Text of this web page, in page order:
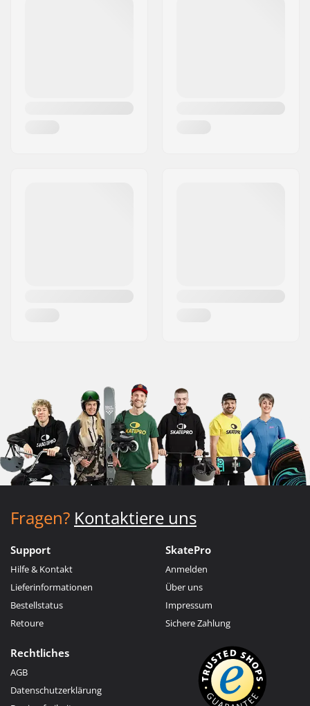
Fragen? Kontaktiere uns
Support
Hilfe & Kontakt
Lieferinformationen
Bestellstatus
Retoure
SkatePro
Anmelden
Über uns
Impressum
Sichere Zahlung
Rechtliches
AGB
Datenschutzerklärung